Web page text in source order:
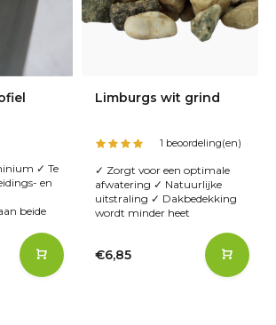
✓ Te
en
beide
Limburgs wit grind
1 beoordeling(en)
✓ Zorgt voor een optimale
afwatering ✓ Natuurlijke
uitstraling ✓ Dakbedekking
wordt minder heet
€6,85